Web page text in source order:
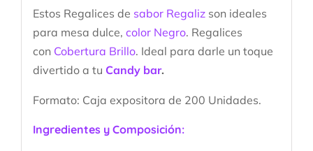
Estos Regalices de sabor Regalizson ideales
para mesa dulce, color Negro. Regalices
con Cobertura Brillo. Ideal para darle un toque
divertido a tu Candy bar.
Formato: Caja expositora de 200 Unidades.
Ingredientes y Composición: